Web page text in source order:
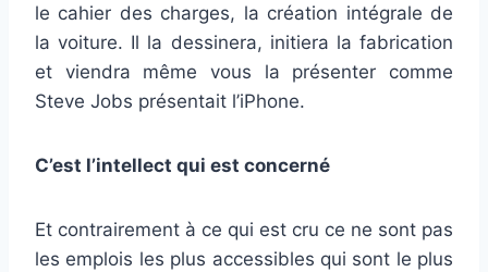
le cahier des charges, la création intégrale de
la voiture. Il la dessinera, initiera la fabrication
et viendra même vous la présenter comme
Steve Jobs présentait l’iPhone.
C’est l’intellect qui est concerné
Et contrairement à ce qui est cru ce ne sont pas
les emplois les plus accessibles qui sont le plus